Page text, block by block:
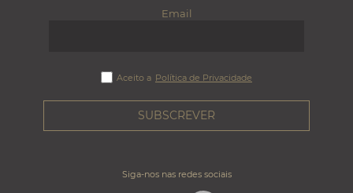
Email
Aceito a Política de Privacidade
Siga-nos nas redes sociais